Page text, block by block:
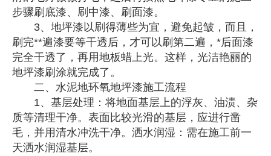
步骤刷底漆、刷中漆、刷面漆。
3、地坪漆以刷得薄些为宜，避免起皱，而且，
刷完**遍漆要等干透后，才可以刷第二遍，*后面漆
完全干透了，再用地板蜡上光。这样，光洁艳丽的
地坪漆刷涂就完成了。
二、水泥地环氧地坪漆施工流程
1、基层处理：将地面基层上的浮灰、油渍、杂
质等清理干净。表面比较光滑的基层，应进行凿
毛，并用清水冲洗干净。洒水润湿：需在施工前一
天洒水润湿基层。